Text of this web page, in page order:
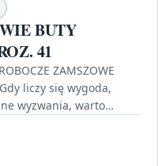
BUTY
41
ZAMSZOWE
liczy się wygoda,
wyzwania, warto…